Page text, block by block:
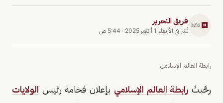
فريق التحرير
نُشر في الأربعاء 1 أكتوبر 2025 · 5:44 ص
رابطة العالم الإسلامي
رحَّبتْ رابطة العالم الإسلامي بإعلان فخامة رئيس الولايات